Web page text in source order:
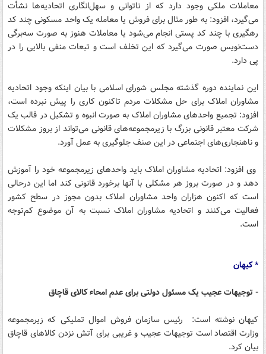
معاملات ملکی وجود دارد که از ناتوانی و سهل‌انگاری اتحادیه‌ها نشأت
می‌گیرد، افزود: به طور مثال برای فروش یا معامله یک واحد مسکونی چند کد
رهگیری با چند کد پستی انجام می‌شود یا معاملات هنوز به صورت سه‌برگی
دست‌نویس صورت می‌گیرد که این تخلف است و تبعات منفی بالایی را در
پی دارد.
این نماینده دوره گذشته مجلس شورای اسلامی با بیان اینکه وجود اتحادیه
مشاوران املاک برای حل مشکلات مردم تاکنون کاری را پیش نبرده است،
افزود: تجمیع واحدهای مشاوران املاک به صورت انبوه و تشکیل در قالب یک
شرکت معتبر قانونی بزرگ با زیرمجموعه‌های قانونی می‌تواند از بروز مشکلات
و ناهنجاری‌های اجتماعی در این صنف جلو‌گیری به عمل آورد.
وی افزود: اتحادیه مشاوران املاک باید واحدهای زیرمجموعه خود را آموزش
دهد و در صورت بروز هر مشکلی با آنها برخورد قانونی کند اما این درحالی
است که اکنون هزاران واحد مشاوران املاک بدون مجوز در سطح کشور
فعالیت می‌کنند و اتحادیه مشاوران املاک نسبت به آن موضوع کم‌توجه
است.
* کیهان
- توجیهات عجیب یک مسئول دولتی برای عدم امحاء کالای قاچاق
کیهان نوشته است: رئیس سازمان فروش اموال تملیکی که زیرمجموعه
وزارت اقتصاد است توجیهات عجیب و غریبی برای آتش نزدن کالاهای قاچاق
بیان کرد.